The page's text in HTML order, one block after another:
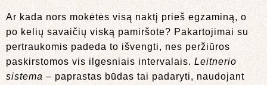
Ar kada nors mokėtės visą naktį prieš egzaminą, o
po kelių savaičių viską pamiršote? Pakartojimai su
pertraukomis padeda to išvengti, nes peržiūros
paskirstomos vis ilgesniais intervalais. Leitnerio
sistema – paprastas būdas tai padaryti, naudojant